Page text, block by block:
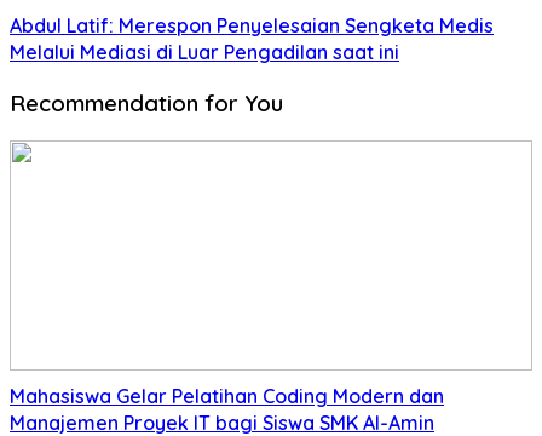
Abdul Latif: Merespon Penyelesaian Sengketa Medis
Melalui Mediasi di Luar Pengadilan saat ini
Recommendation for You
Mahasiswa Gelar Pelatihan Coding Modern dan
Manajemen Proyek IT bagi Siswa SMK Al-Amin